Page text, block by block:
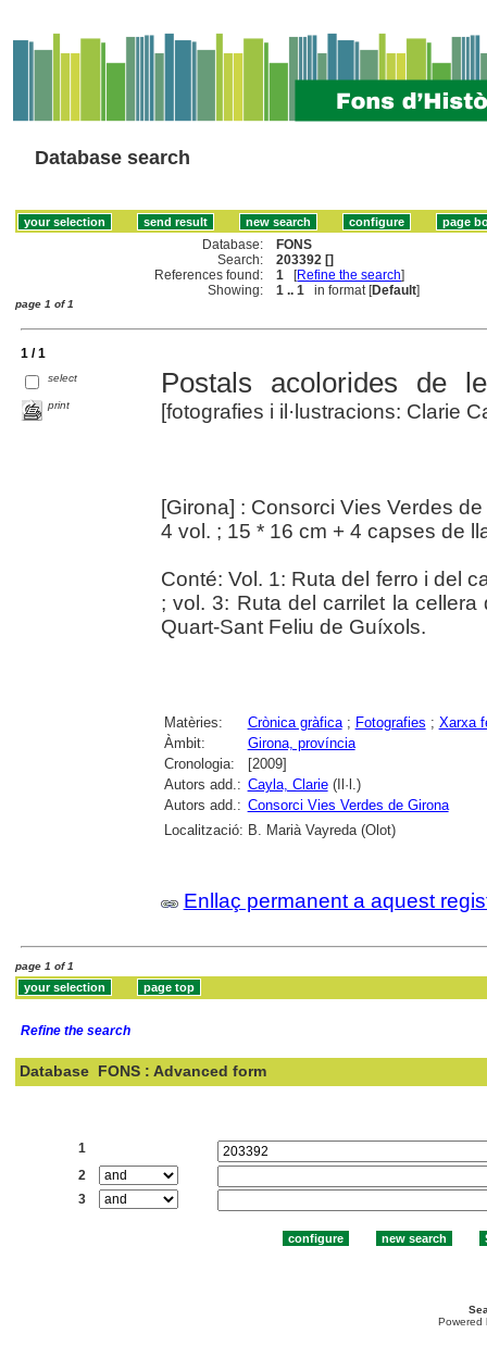
Database search
Database:
FONS
Search:
203392 []
References found:
1 [Refine the search]
Showing:
1 .. 1 in format [Default]
page 1 of 1
1 / 1
select
print
Postals acolorides de
[fotografies i il·lustracions: Clarie
[Girona] : Consorci Vies Verdes
4 vol. ; 15 * 16 cm + 4 capses de
Conté: Vol. 1: Ruta del ferro i del
; vol. 3: Ruta del carrilet la
Quart-Sant Feliu de Guíxols.
Matèries: Crònica gràfica; Fotografies ; Xarxa
Àmbit:
Girona, província
Cronologia:
[2009]
Autors add.: Cayla, Clarie(Il·l.)
Autors add.: Consorci Vies Verdes de Girona
Localització: B. Marià Vayreda (Olot)
Enllaç permanent a aquest
page 1 of 1
Refine the search
Database FONS : Advanced form
1
2
3